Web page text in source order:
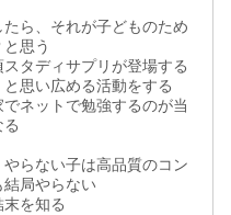
たら、それが子どものため
思う
スタディサプリが登場する
と思い広める活動をする
でネットで勉強するのが当
やらない子は高品質のコン
局やらない
末を知る